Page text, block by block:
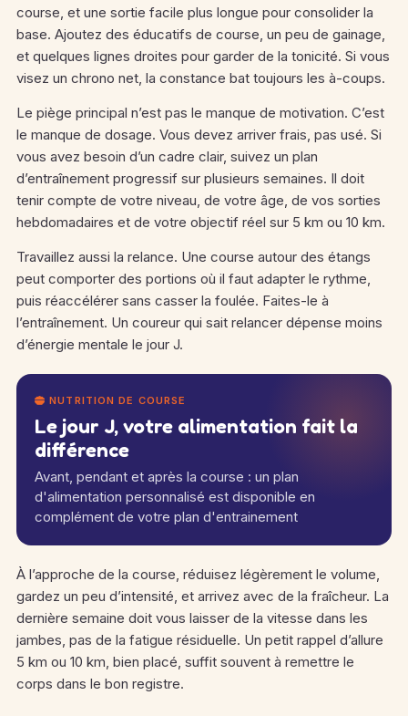
course, et une sortie facile plus longue pour consolider la
base. Ajoutez des éducatifs de course, un peu de gainage,
et quelques lignes droites pour garder de la tonicité. Si vous
visez un chrono net, la constance bat toujours les à-coups.
Le piège principal n’est pas le manque de motivation. C’est
le manque de dosage. Vous devez arriver frais, pas usé. Si
vous avez besoin d’un cadre clair, suivez un plan
d’entraînement progressif sur plusieurs semaines. Il doit
tenir compte de votre niveau, de votre âge, de vos sorties
hebdomadaires et de votre objectif réel sur 5 km ou 10 km.
Travaillez aussi la relance. Une course autour des étangs
peut comporter des portions où il faut adapter le rythme,
puis réaccélérer sans casser la foulée. Faites-le à
l’entraînement. Un coureur qui sait relancer dépense moins
d’énergie mentale le jour J.
NUTRITION DE COURSE
Le jour J, votre alimentation fait la
différence
Avant, pendant et après la course : un plan
d'alimentation personnalisé est disponible en
complément de votre plan d'entrainement
À l’approche de la course, réduisez légèrement le volume,
gardez un peu d’intensité, et arrivez avec de la fraîcheur. La
dernière semaine doit vous laisser de la vitesse dans les
jambes, pas de la fatigue résiduelle. Un petit rappel d’allure
5 km ou 10 km, bien placé, suffit souvent à remettre le
corps dans le bon registre.